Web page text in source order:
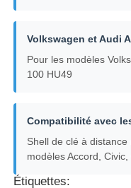
Blade de clé de
programmeur de
Volkswagen et Audi
Pour les modèles
100 HU49
Compatibilité avec
Shell de clé à
modèles Accord,
Étiquettes: